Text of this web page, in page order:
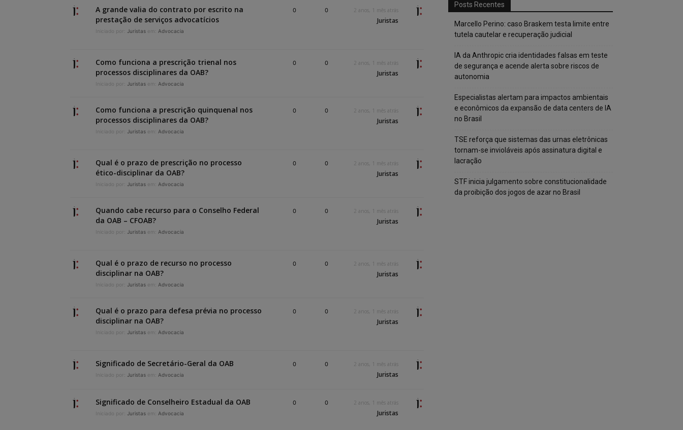
A grande valia do contrato por escrito na
prestação de serviços advocatícios
Iniciado por: Juristas em: Advocacia
0 0 2 anos, 1 mês atrás
Juristas
Como funciona a prescrição trienal nos
processos disciplinares da OAB?
Iniciado por: Juristas em: Advocacia
0 0 2 anos, 1 mês atrás
Juristas
Como funciona a prescrição quinquenal nos
processos disciplinares da OAB?
Iniciado por: Juristas em: Advocacia
0 0 2 anos, 1 mês atrás
Juristas
Qual é o prazo de prescrição no processo
ético-disciplinar da OAB?
Iniciado por: Juristas em: Advocacia
0 0 2 anos, 1 mês atrás
Juristas
Quando cabe recurso para o Conselho Federal
da OAB – CFOAB?
Iniciado por: Juristas em: Advocacia
0 0 2 anos, 1 mês atrás
Juristas
Qual é o prazo de recurso no processo
disciplinar na OAB?
Iniciado por: Juristas em: Advocacia
0 0 2 anos, 1 mês atrás
Juristas
Qual é o prazo para defesa prévia no processo
disciplinar na OAB?
Iniciado por: Juristas em: Advocacia
0 0 2 anos, 1 mês atrás
Juristas
Significado de Secretário-Geral da OAB
Iniciado por: Juristas em: Advocacia
0 0 2 anos, 1 mês atrás
Juristas
Significado de Conselheiro Estadual da OAB
Iniciado por: Juristas em: Advocacia
0 0 2 anos, 1 mês atrás
Juristas
Posts Recentes
Marcello Perino: caso Braskem testa limite entre
tutela cautelar e recuperação judicial
IA da Anthropic cria identidades falsas em teste
de segurança e acende alerta sobre riscos de
autonomia
Especialistas alertam para impactos ambientais
e econômicos da expansão de data centers de IA
no Brasil
TSE reforça que sistemas das urnas eletrônicas
tornam-se invioláveis após assinatura digital e
lacração
STF inicia julgamento sobre constitucionalidade
da proibição dos jogos de azar no Brasil